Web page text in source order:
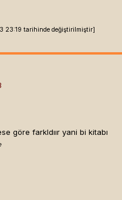
23:19 tarihinde değiştirilmiştir]
göre farkldıır yani bi kitabı